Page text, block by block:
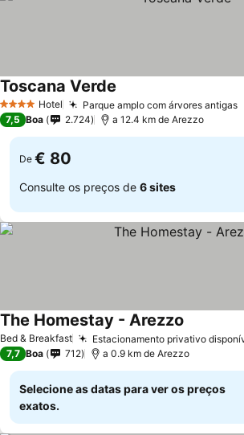
4 EstrelasHotel Parque amplo com árvores antigas
Toscana Verde
7,5 Boa 2.724 a 12.4 km de Arezzo
De € 80
Consulte os preços de 6 sites
Bed & Breakfast Estacionamento privativo
The Homestay - Arezzo
7,7 Boa 712 a 0.9 km de Arezzo
Selecione as datas para ver os preços
exatos.